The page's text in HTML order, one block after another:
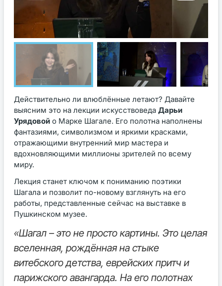
Действительно ли влюблённые летают? Давайте
выясним это на лекции искусствоведа Дарьи
Урядовой о Марке Шагале. Его полотна наполнены
фантазиями, символизмом и яркими красками,
отражающими внутренний мир мастера и
вдохновляющими миллионы зрителей по всему
миру.
Лекция станет ключом к пониманию поэтики
Шагала и позволит по-новому взглянуть на его
работы, представленные сейчас на выставке в
Пушкинском музее.
«Шагал – это не просто картины. Это целая
вселенная, рождённая на стыке
витебского детства, еврейских притч и
парижского авангарда. На его полотнах